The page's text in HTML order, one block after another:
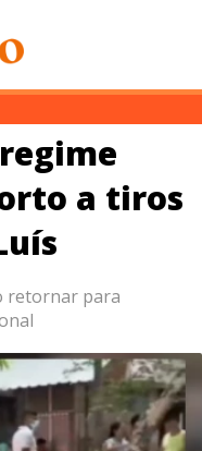
a tiros
retornar para